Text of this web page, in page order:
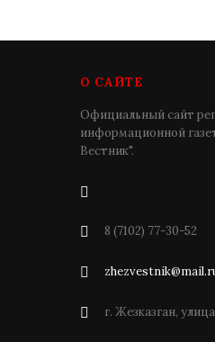
О САЙТЕ
Официальный сайт
информационной
Вестник".
8 (7102) 77-30-52
г. Жезказган,